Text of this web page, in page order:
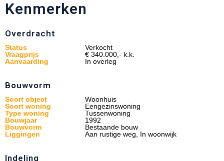
Kenmerken
Overdracht
Status
Verkocht
Vraagprijs
€ 340.000,- k.k.
Aanvaarding
In overleg
Bouwvorm
Soort object
Woonhuis
Soort woning
Eengezinswoning
Type woning
Tussenwoning
Bouwjaar
1992
Bouwvorm
Bestaande bouw
Liggingen
Aan rustige weg, In woonwijk
Indeling